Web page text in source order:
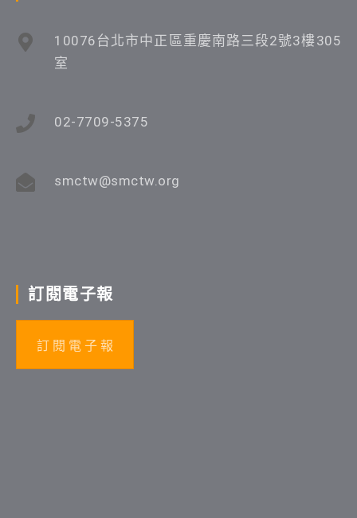
10076台北市中正區重慶南路三段2號3樓305
室
02-7709-5375
smctw@smctw.org
訂閱電子報
訂 閱 電 子 報